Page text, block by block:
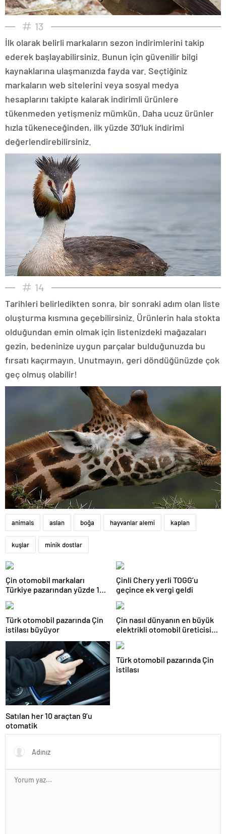
13
İlk olarak belirli markaların sezon indirimlerini takip
ederek başlayabilirsiniz. Bunun için güvenilir bilgi
kaynaklarına ulaşmanızda fayda var. Seçtiğiniz
markaların web sitelerini veya sosyal medya
hesaplarını takipte kalarak indirimli ürünlere
tükenmeden yetişmeniz mümkün. Daha ucuz ürünler
hızla tükeneceğinden, ilk yüzde 30’luk indirimi
değerlendirebilirsiniz.
14
Tarihleri belirledikten sonra, bir sonraki adım olan liste
oluşturma kısmına geçebilirsiniz. Ürünlerin hala stokta
olduğundan emin olmak için listenizdeki mağazaları
gezin, bedeninize uygun parçalar bulduğunuzda bu
fırsatı kaçırmayın. Unutmayın, geri döndüğünüzde çok
geç olmuş olabilir!
animals aslan boğa hayvanlar alemi kaplan
kuşlar minik dostlar
Çin otomobil markaları
Türkiye pazarından yüzde 10
Çinli Chery yerli TOGG’u
geçince ek vergi geldi
Türk otomobil pazarında Çin
istilası büyüyor
Çin nasıl dünyanın en büyük
elektrikli otomobil üreticisi
Satılan her 10 araçtan 9’u
otomatik
Türk otomobil pazarında Çin
istilası